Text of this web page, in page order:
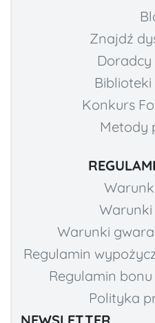
Znajdź
Doradcy
Konkurs
Metody
Warunki
Regulamin
Regulamin
Polityka